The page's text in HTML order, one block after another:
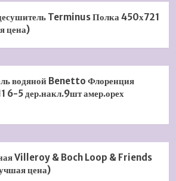
Terminus Полка 450х721
цена)
водяной Benetto Флоренция
5 дер.накл.9шт амер.орех
Villeroy & Boch Loop & Friends
цена)